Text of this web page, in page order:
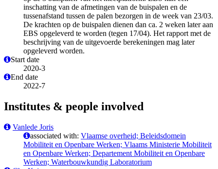
inschatting van de afmetingen van de buispalen en de
tussenafstand tussen de palen bezorgen in de week van 23/03.
De krachten op de buispalen dienen dan ca. 2 weken later aan
EBS opgeleverd te worden (tegen 17/04). Het rapport met de
beschrijving van de uitgevoerde berekeningen mag later
opgeleverd worden.
Start date
2020-3
End date
2022-7
Institutes & people involved
Vanlede Joris
associated with: Vlaamse overheid; Beleidsdomein
Mobiliteit en Openbare Werken; Vlaams Ministerie Mobiliteit
en Openbare Werken; Departement Mobiliteit en Openbare
Werken; Waterbouwkundig Laboratorium